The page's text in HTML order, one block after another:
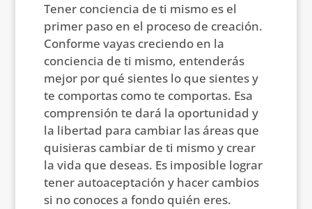
Tener conciencia de ti mismo es el
primer paso en el proceso de creación.
Conforme vayas creciendo en la
conciencia de ti mismo, entenderás
mejor por qué sientes lo que sientes y
te comportas como te comportas. Esa
comprensión te dará la oportunidad y
la libertad para cambiar las áreas que
quisieras cambiar de ti mismo y crear
la vida que deseas. Es imposible lograr
tener autoaceptación y hacer cambios
si no conoces a fondo quién eres.